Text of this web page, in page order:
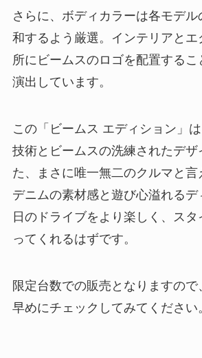
さらに、ボディカラーは各モデ
和するよう厳選。インテリアと
所にビームスのロゴを配置する
演出しています。
この「ビームス エディション」
技術とビームスの洗練されたデザ
た、まさに唯一無二のクルマと言
デニムの素材感と遊び心溢れる
日のドライブをより楽しく、ス
ってくれるはずです。
限定台数での販売となりますの
早めにチェックしてみてください。